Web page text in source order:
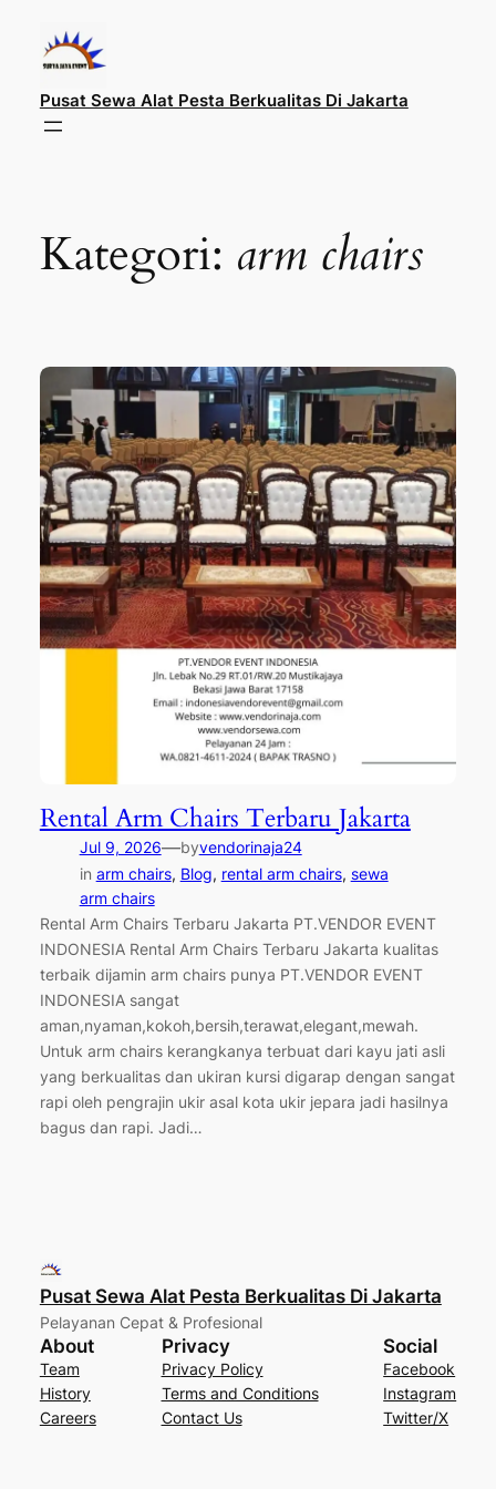
konten
Pusat Sewa Alat Pesta Berkualitas Di Jakarta
Kategori: arm chairs
Rental Arm Chairs Terbaru Jakarta
Jul 9, 2026—byvendorinaja24
in arm chairs, Blog, rental arm chairs, sewa
arm chairs
Rental Arm Chairs Terbaru Jakarta PT.VENDOR EVENT
INDONESIA Rental Arm Chairs Terbaru Jakarta kualitas
terbaik dijamin arm chairs punya PT.VENDOR EVENT
INDONESIA sangat
aman,nyaman,kokoh,bersih,terawat,elegant,mewah.
Untuk arm chairs kerangkanya terbuat dari kayu jati asli
yang berkualitas dan ukiran kursi digarap dengan sangat
rapi oleh pengrajin ukir asal kota ukir jepara jadi hasilnya
bagus dan rapi. Jadi…
Pusat Sewa Alat Pesta Berkualitas Di Jakarta
Pelayanan Cepat & Profesional
About
Team
History
Careers
Privacy
Privacy Policy
Terms and Conditions
Contact Us
Social
Facebook
Instagram
Twitter/X